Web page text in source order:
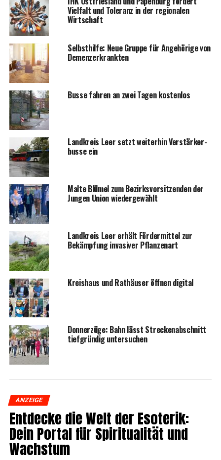
Viel­falt und Tole­ranz in der regio­na­len
Wirtschaft
Selbst­hil­fe: Neue Grup­pe für Ange­hö­ri­ge von
Demenzerkrankten
Bus­se fah­ren an zwei Tagen kostenlos
Land­kreis Leer setzt wei­ter­hin Ver­stär­ker­
bus­se ein
Mal­te Blü­mel zum Bezirks­vor­sit­zen­den der
Jun­gen Uni­on wiedergewählt
Land­kreis Leer erhält För­der­mit­tel zur
Bekämp­fung inva­si­ver Pflanzenart
Kreis­haus und Rat­häu­ser öff­nen digital
Don­ner­zü­ge: Bahn lässt Stre­cken­ab­schnitt
tief­grün­dig untersuchen
ANZEIGE
Ent­de­cke die Welt der Eso­te­rik:
Dein Por­tal für Spi­ri­tua­li­tät und
Wachstum